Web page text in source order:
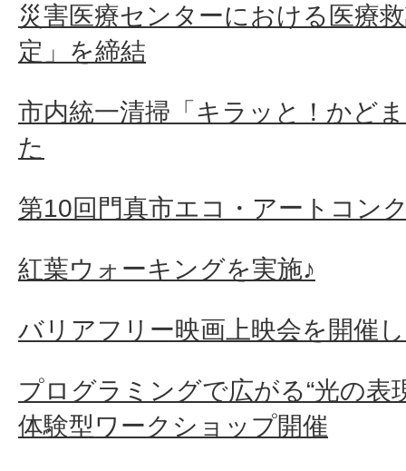
災害医療センターにおける医療
定」を締結
市内統一清掃「キラッと！かど
た
第10回門真市エコ・アートコン
紅葉ウォーキングを実施♪
バリアフリー映画上映会を開催
プログラミングで広がる“光の表
体験型ワークショップ開催